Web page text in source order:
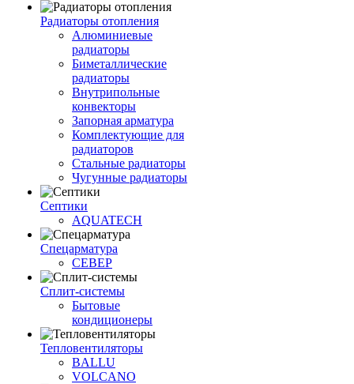
Радиаторы отопления
Алюминиевые
радиаторы
Биметаллические
радиаторы
Внутрипольные
конвекторы
Запорная арматура
Комплектующие для
радиаторов
Стальные радиаторы
Чугунные радиаторы
Септики
AQUATECH
Спецарматура
СЕВЕР
Сплит-системы
Бытовые
кондиционеры
Тепловентиляторы
BALLU
VOLCANO